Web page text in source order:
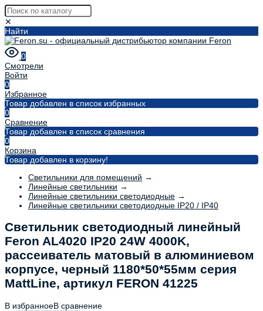
✕
Найти
0
Смотрели
Войти
0
Избранное
Товар добавлен в список избранных
0
Сравнение
Товар добавлен в список сравнения
0
Корзина
Товар добавлен в корзину!
Светильники для помещений →
Линейные светильники →
Линейные светильники светодиодные →
Линейные светильники светодиодные IP20 / IP40
Светильник светодиодный линейный
Feron AL4020 IP20 24W 4000K,
рассеиватель матовый в алюминиевом
корпусе, черный 1180*50*55мм серия
MattLine, артикул FERON 41225
В избранноеВ сравнение